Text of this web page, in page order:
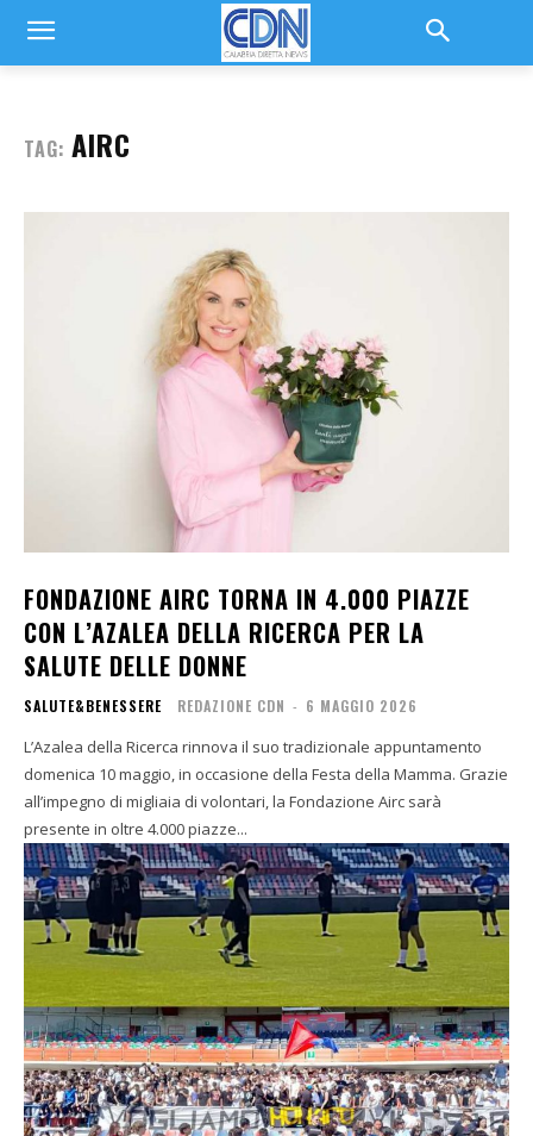
TAG: AIRC
FONDAZIONE AIRC TORNA IN 4.000 PIAZZE
CON L’AZALEA DELLA RICERCA PER LA
SALUTE DELLE DONNE
SALUTE&BENESSERE REDAZIONE CDN - 6 MAGGIO 2026
L’Azalea della Ricerca rinnova il suo tradizionale appuntamento
domenica 10 maggio, in occasione della Festa della Mamma. Grazie
all’impegno di migliaia di volontari, la Fondazione Airc sarà
presente in oltre 4.000 piazze...